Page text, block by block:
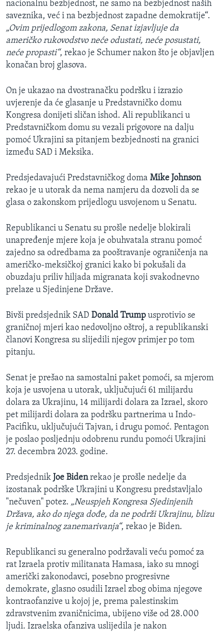
nacionalnu bezbjednost, ne samo na bezbjednost naših
saveznika, već i na bezbjednost zapadne demokratije“.
„Ovim prijedlogom zakona, Senat izjavljuje da
američko rukovodstvo neće odustati, neće posustati,
neće propasti“, rekao je Schumer nakon što je objavljen
konačan broj glasova.
On je ukazao na dvostranačku podršku i izrazio
uvjerenje da će glasanje u Predstavničko domu
Kongresa donijeti sličan ishod. Ali republikanci u
Predstavničkom domu su vezali prigovore na dalju
pomoć Ukrajini sa pitanjem bezbjednosti na granici
između SAD i Meksika.
Predsjedavajući Predstavničkog doma Mike Johnson
rekao je u utorak da nema namjeru da dozvoli da se
glasa o zakonskom prijedlogu usvojenom u Senatu.
Republikanci u Senatu su prošle nedelje blokirali
unapređenje mjere koja je obuhvatala stranu pomoć
zajedno sa odredbama za pooštravanje ograničenja na
američko-meksičkoj granici kako bi pokušali da
obuzdaju priliv hiljada migranata koji svakodnevno
prelaze u Sjedinjene Države.
Bivši predsjednik SAD Donald Trump usprotivio se
graničnoj mjeri kao nedovoljno oštroj, a republikanski
članovi Kongresa su slijedili njegov primjer po tom
pitanju.
Senat je prešao na samostalni paket pomoći, sa mjerom
koja je usvojena u utorak, uključujući 61 milijardu
dolara za Ukrajinu, 14 milijardi dolara za Izrael, skoro
pet milijardi dolara za podršku partnerima u Indo-
Pacifiku, uključujući Tajvan, i drugu pomoć. Pentagon
je poslao posljednju odobrenu rundu pomoći Ukrajini
27. decembra 2023. godine.
Predsjednik Joe Bidenrekao je prošle nedelje da
izostanak podrške Ukrajini u Kongresu predstavljalo
"nečuven" potez. „Neuspjeh Kongresa Sjedinjenih
Država, ako do njega dođe, da ne podrži Ukrajinu, blizu
je kriminalnog zanemarivanja“, rekao je Biden.
Republikanci su generalno podržavali veću pomoć za
rat Izraela protiv militanata Hamasa, iako su mnogi
američki zakonodavci, posebno progresivne
demokrate, glasno osudili Izrael zbog obima njegove
kontraofanzive u kojoj je, prema palestinskim
zdravstvenim zvaničnicima, ubijeno više od 28.000
ljudi. Izraelska ofanziva uslijedila je nakon